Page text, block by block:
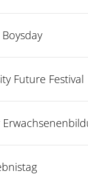
Future Festival